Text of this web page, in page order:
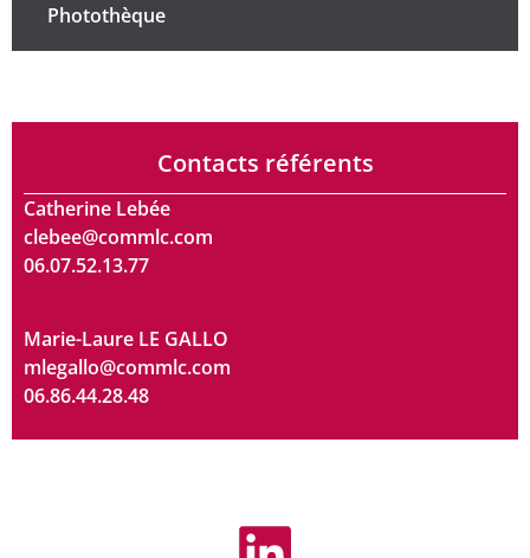
Photothèque
Contacts référents
Catherine Lebée
clebee@commlc.com
06.07.52.13.77
Marie-Laure LE GALLO
mlegallo@commlc.com
06.86.44.28.48